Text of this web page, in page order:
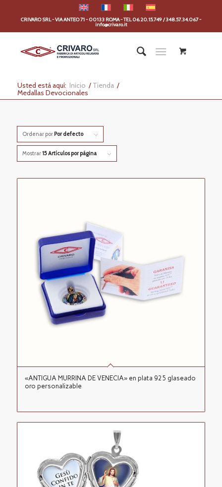
CRIVARO SRL - VIA ANTEO 71 - 00133 ROMA - TEL 06.20.15.749 / 348.57.34.067 -
info@crivaro.it
Usted está aquí: Inicio / Tienda /
Medallas Devocionales
Ordenar por Por defecto
Mostrar15 Artículos por página
«ANTIGUA MURRINA DE VENECIA» en plata 925 glaseado
oro personalizable